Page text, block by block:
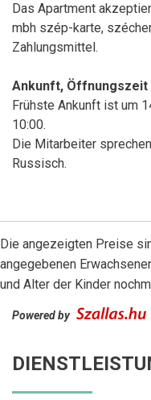
Das Apartment
mbh szép-karte,
Zahlungsmittel.
Ankunft, Öffnungszeit
Frühste Ankunft ist um
10:00.
Die Mitarbeiter
Russisch.
Die angezeigten Preise
angegebenen
und Alter der Kinder
Powered by